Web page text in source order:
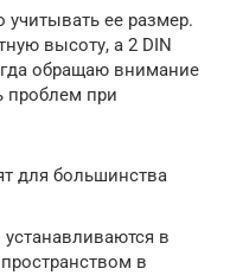
ее размер.
высоту, а 2 DIN
обращаю внимание
проблем при
для большинства
в
в